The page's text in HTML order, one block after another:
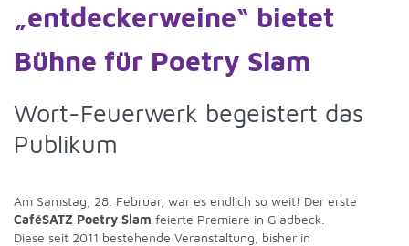
„entdeckerweine“ bietet
Bühne für Poetry Slam
Wort-Feuerwerk begeistert das
Publikum
Am Samstag, 28. Februar, war es endlich so weit! Der erste
CaféSATZ Poetry Slam feierte Premiere in Gladbeck.
Diese seit 2011 bestehende Veranstaltung, bisher in